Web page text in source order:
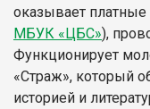
оказывает платные
МБУК «ЦБС»),
Функционирует
«Страж», который
историей и